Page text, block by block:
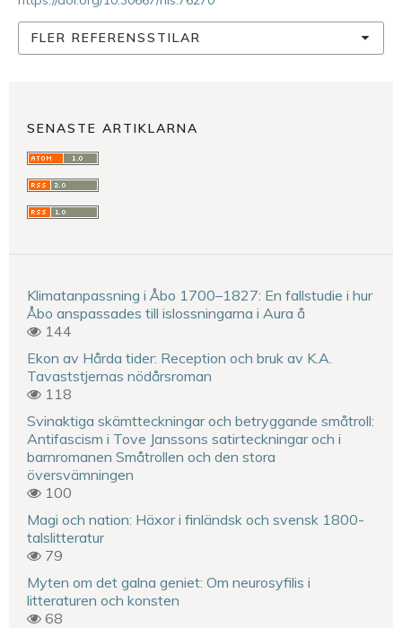
FLER REFERENSSTILAR
SENASTE ARTIKLARNA
Klimatanpassning i Åbo 1700–1827: En fallstudie i hur
Åbo anspassades till islossningarna i Aura å
144
Ekon av Hårda tider: Reception och bruk av K.A.
Tavaststjernas nödårsroman
118
Svinaktiga skämtteckningar och betryggande småtroll:
Antifascism i Tove Janssons satirteckningar och i
barnromanen Småtrollen och den stora
översvämningen
100
Magi och nation: Häxor i finländsk och svensk 1800-
talslitteratur
79
Myten om det galna geniet: Om neurosyfilis i
litteraturen och konsten
68